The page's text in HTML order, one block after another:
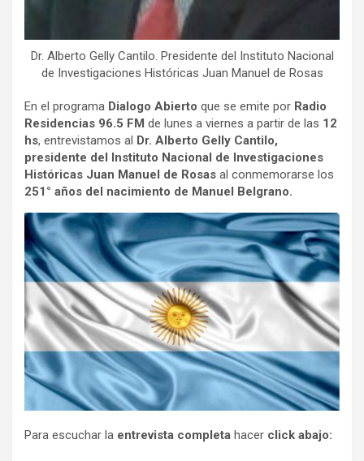
Dr. Alberto Gelly Cantilo. Presidente del Instituto Nacional
de Investigaciones Históricas Juan Manuel de Rosas
En el programa Dialogo Abierto que se emite por Radio
Residencias 96.5 FM de lunes a viernes a partir de las 12
hs, entrevistamos al Dr. Alberto Gelly Cantilo,
presidente del Instituto Nacional de Investigaciones
Históricas Juan Manuel de Rosas al conmemorarse los
251° años del nacimiento de Manuel Belgrano.
Para escuchar la entrevista completa hacer click abajo: